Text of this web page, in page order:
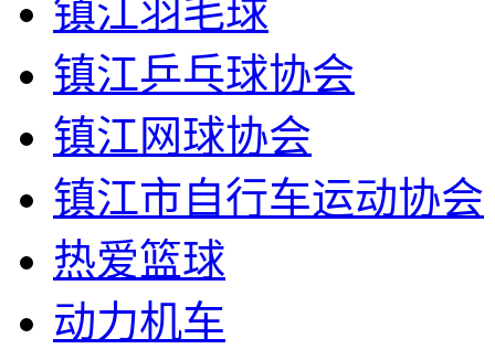
镇江羽毛球
镇江乒乓球协会
镇江网球协会
镇江市自行车运动协会
热爱篮球
动力机车